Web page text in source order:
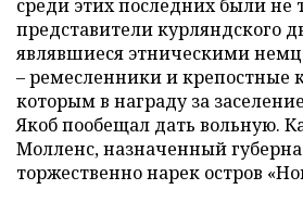
среди этих последних были не
представители курляндского
являвшиеся этническими
– ремесленники и крепостные
которым в награду за
Якоб пообещал дать вольную.
Молленс, назначенный
торжественно нарек остров